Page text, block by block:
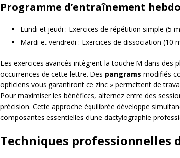
Programme d’entraînement
Lundi et jeudi : Exercices de répétition simple (5
Mardi et vendredi : Exercices de dissociation (10
Les exercices avancés intègrent la touche M dans des
occurrences de cette lettre. Des pangrams modifiés
opticiens vous garantiront ce zinc » permettent de
Pour maximiser les bénéfices, alternez entre des
précision. Cette approche équilibrée développe
composantes essentielles d’une dactylographie
Techniques professionnelles